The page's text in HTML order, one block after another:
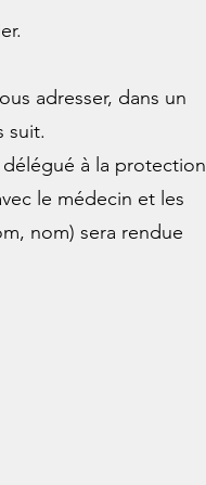
adresser, dans un
suit.
à la protection
le médecin et les
nom) sera rendue